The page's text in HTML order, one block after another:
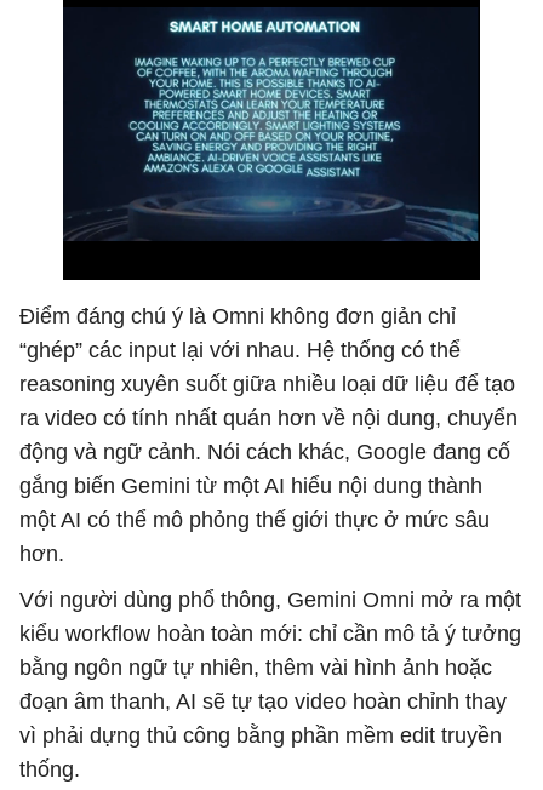
Điểm đáng chú ý là Omni không đơn giản chỉ
“ghép” các input lại với nhau. Hệ thống có thể
reasoning xuyên suốt giữa nhiều loại dữ liệu để tạo
ra video có tính nhất quán hơn về nội dung, chuyển
động và ngữ cảnh. Nói cách khác, Google đang cố
gắng biến Gemini từ một AI hiểu nội dung thành
một AI có thể mô phỏng thế giới thực ở mức sâu
hơn.
Với người dùng phổ thông, Gemini Omni mở ra một
kiểu workflow hoàn toàn mới: chỉ cần mô tả ý tưởng
bằng ngôn ngữ tự nhiên, thêm vài hình ảnh hoặc
đoạn âm thanh, AI sẽ tự tạo video hoàn chỉnh thay
vì phải dựng thủ công bằng phần mềm edit truyền
thống.